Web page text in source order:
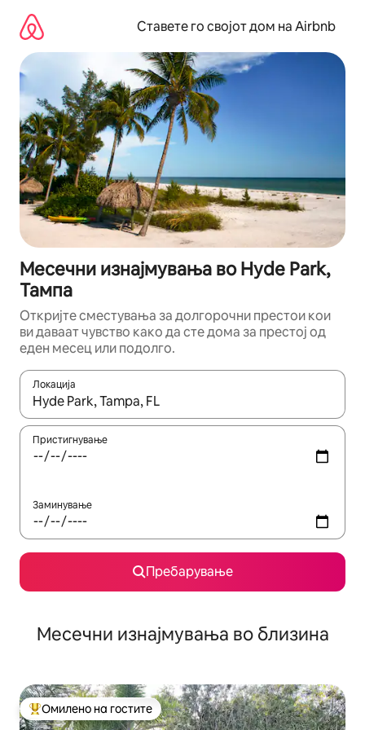
содржина
Ставете го својот дом на Airbnb
Месечни изнајмувања во Hyde Park,
Тампа
Откријте сместувања за долгорочни престои кои
ви даваат чувство како да сте дома за престој од
еден месец или подолго.
Локација
Кога резултатите се достапни, движете се со копчињата
Пристигнување
Заминување
Пребарување
Месечни изнајмувања во близина
Меѓу најуспешните „Омилени на гостите“
Омилено на гостите